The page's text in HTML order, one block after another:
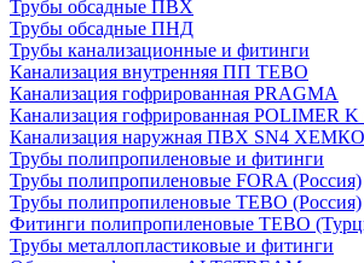
Трубы обсадные ПВХ
Трубы обсадные ПНД
Трубы канализационные и фитинги
Канализация внутренняя ПП TEBO
Канализация гофрированная PRAGMA
Канализация гофрированная POLIMER
Канализация наружная ПВХ SN4
Трубы полипропиленовые и фитинги
Трубы полипропиленовые FORA (Россия)
Трубы полипропиленовые TEBO (Россия)
Фитинги полипропиленовые TEBO
Трубы металлопластиковые и фитинги